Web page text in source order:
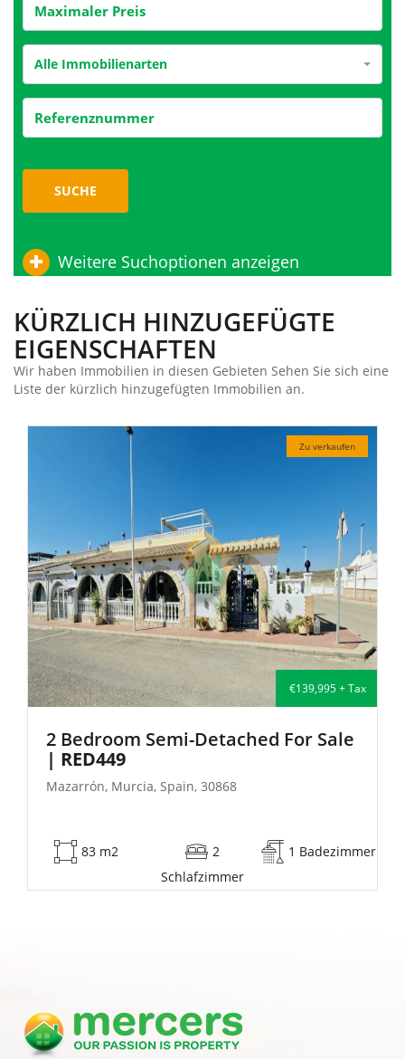
Alle Immobilienarten
SUCHE
Weitere Suchoptionen anzeigen
KÜRZLICH HINZUGEFÜGTE
EIGENSCHAFTEN
Wir haben Immobilien in diesen Gebieten Sehen Sie sich eine
Liste der kürzlich hinzugefügten Immobilien an.
+ Tax €114,000
2 Bedroom Terraced For Sale
CLAD451
Mazarrón, Murcia, Spain, 30868
2
Schlafzimmer
1